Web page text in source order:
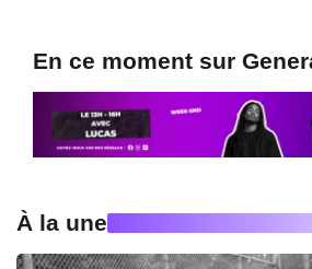
En ce moment sur
À la une